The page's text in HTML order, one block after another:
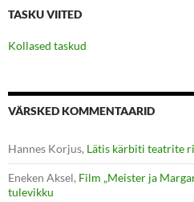
TASKU VIITED
Kollased taskud
VÄRSKED KOMMENTAARID
Hannes Korjus, Lätis kärbiti teatrite
Eneken Aksel, Film „Meister ja
tulevikku